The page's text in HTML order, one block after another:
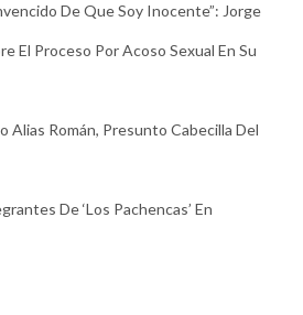
De Que Soy Inocente”: Jorge
El Proceso Por Acoso Sexual En Su
Alias Román, Presunto Cabecilla Del
De ‘Los Pachencas’ En